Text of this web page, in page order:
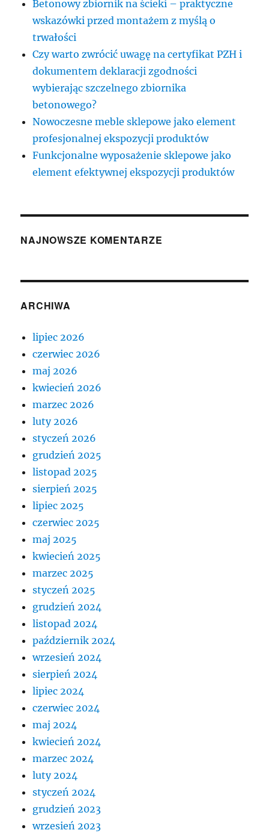
Betonowy zbiornik na ścieki – praktyczne
wskazówki przed montażem z myślą o
trwałości
Czy warto zwrócić uwagę na certyfikat PZH i
dokumentem deklaracji zgodności
wybierając szczelnego zbiornika
betonowego?
Nowoczesne meble sklepowe jako element
profesjonalnej ekspozycji produktów
Funkcjonalne wyposażenie sklepowe jako
element efektywnej ekspozycji produktów
NAJNOWSZE KOMENTARZE
ARCHIWA
lipiec 2026
czerwiec 2026
maj 2026
kwiecień 2026
marzec 2026
luty 2026
styczeń 2026
grudzień 2025
listopad 2025
sierpień 2025
lipiec 2025
czerwiec 2025
maj 2025
kwiecień 2025
marzec 2025
styczeń 2025
grudzień 2024
listopad 2024
październik 2024
wrzesień 2024
sierpień 2024
lipiec 2024
czerwiec 2024
maj 2024
kwiecień 2024
marzec 2024
luty 2024
styczeń 2024
grudzień 2023
wrzesień 2023